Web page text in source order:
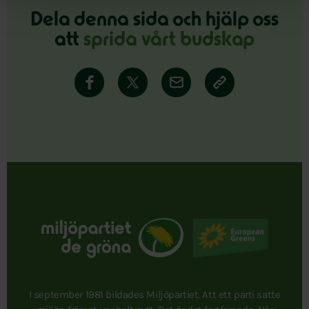
Dela denna sida och hjälp oss
att sprida vårt budskap
I september 1981 bildades Miljöpartiet. Att ett parti satte